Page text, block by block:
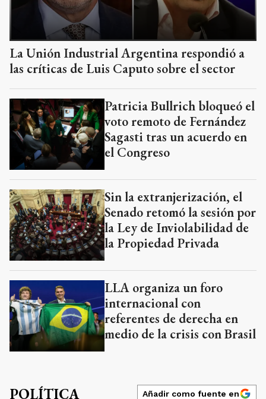
La Unión Industrial Argentina respondió a
las críticas de Luis Caputo sobre el sector
Patricia Bullrich bloqueó el
voto remoto de Fernández
Sagasti tras un acuerdo en
el Congreso
Sin la extranjerización, el
Senado retomó la sesión por
la Ley de Inviolabilidad de
la Propiedad Privada
LLA organiza un foro
internacional con
referentes de derecha en
medio de la crisis con Brasil
POLÍTICA Añadir como fuente en